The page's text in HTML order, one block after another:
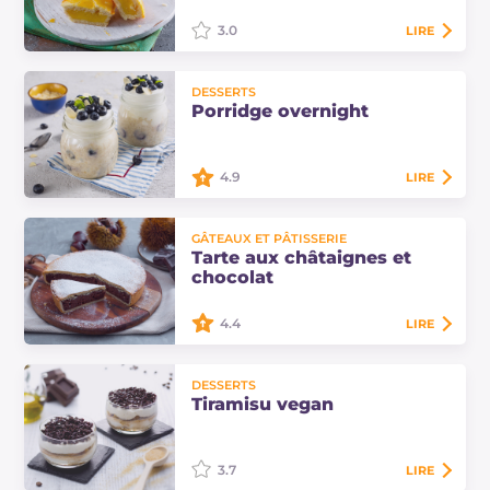
une délicieuse variante des
classiques pastéis de Lecce.
3.0 LIRE
DESSERTS
Porridge overnight
variante sans cuisson du classique
porridge d'avoine : il repose toute la
nuit et se déguste le matin au…
4.9 LIRE
GÂTEAUX ET PÂTISSERIE
Tarte aux châtaignes et
chocolat
est un dessert gourmand avec une
double texture : croustillant à
4.4 LIRE
DESSERTS
Tiramisu vegan
3.7 LIRE